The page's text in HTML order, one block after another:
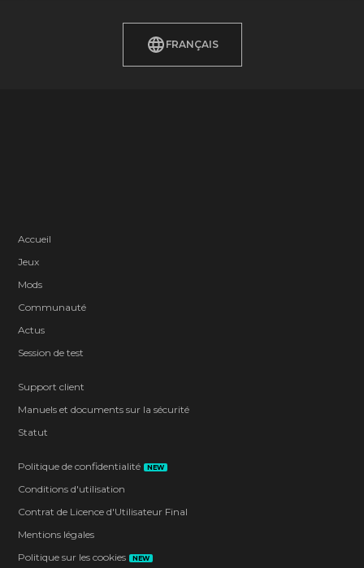
FRANÇAIS
Accueil
Jeux
Mods
Communauté
Actus
Session de test
Support client
Manuels et documents sur la sécurité
Statut
Politique de confidentialité NEW
Conditions d'utilisation
Contrat de Licence d'Utilisateur Final
Mentions légales
Politique sur les cookies
NEW